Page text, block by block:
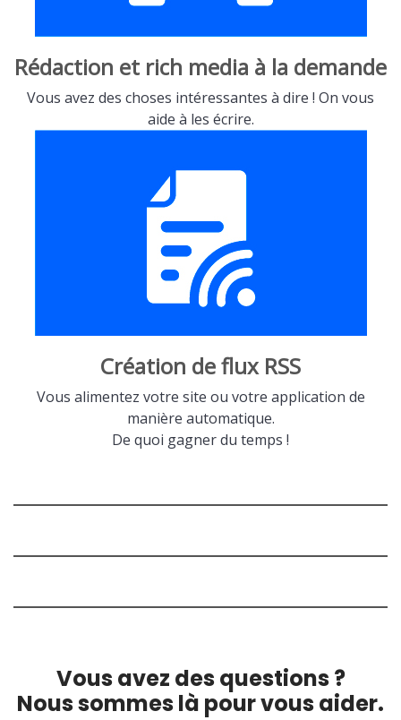
Rédaction et rich media à la demande
Vous avez des choses intéressantes à dire ! On vous
aide à les écrire.
Création de flux RSS
Vous alimentez votre site ou votre application de
manière automatique.
De quoi gagner du temps !
Vous avez des questions ?
Nous sommes là pour vous aider.